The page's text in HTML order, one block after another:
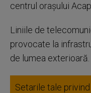
centrul oraşului
Liniile de
provocate la
de lumea exterioară.
Setarile tale